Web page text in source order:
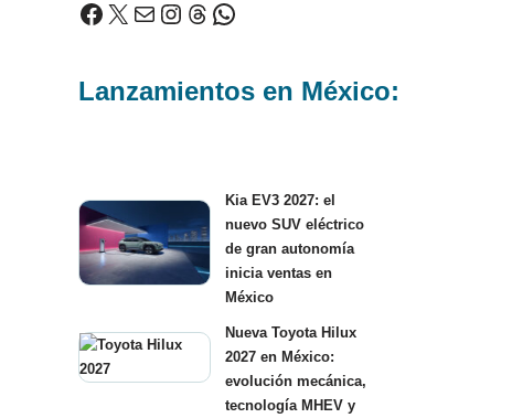
Lanzamientos en México:
Kia EV3 2027: el
nuevo SUV eléctrico
de gran autonomía
inicia ventas en
México
Nueva Toyota Hilux
2027 en México:
evolución mecánica,
tecnología MHEV y